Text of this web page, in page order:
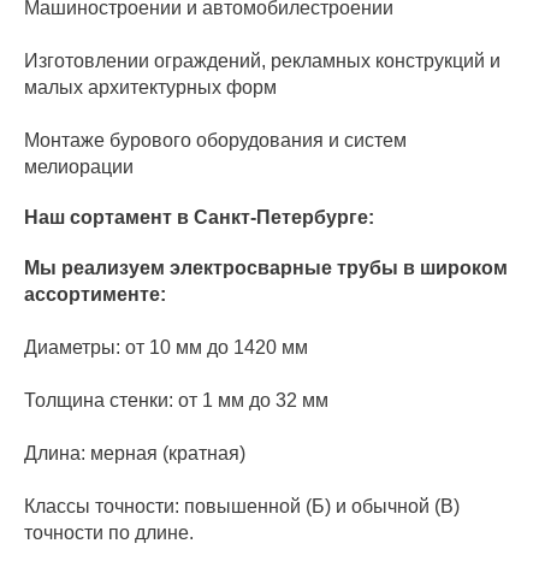
Машиностроении и автомобилестроении
Изготовлении ограждений, рекламных конструкций и
малых архитектурных форм
Монтаже бурового оборудования и систем
мелиорации
Наш сортамент в Санкт-Петербурге:
Мы реализуем электросварные трубы в широком
ассортименте:
Диаметры: от 10 мм до 1420 мм
Толщина стенки: от 1 мм до 32 мм
Длина: мерная (кратная)
Классы точности: повышенной (Б) и обычной (В)
точности по длине.